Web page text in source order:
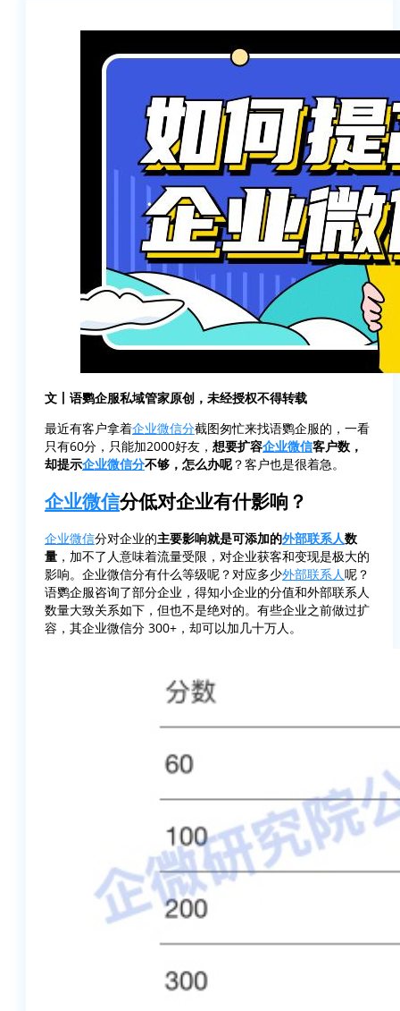
文丨语鹦企服私域管家原创，未经授权不得转载
最近有客户拿着企业微信分截图匆忙来找语鹦企服的，一看
只有60分，只能加2000好友， 想要扩容企业微信客户数，
却提示企业微信分不够，怎么办呢 ？客户也是很着急。
企业微信分低对企业有什影响？
企业微信分对企业的主要影响就是可添加的外部联系人数
量 ，加不了人意味着流量受限，对企业获客和变现是极大的
影响。企业微信分有什么等级呢？对应多少外部联系人呢？
语鹦企服咨询了部分企业，得知小企业的分值和外部联系人
数量大致关系如下，但也不是绝对的。有些企业之前做过扩
容，其企业微信分 300+，却可以加几十万人。